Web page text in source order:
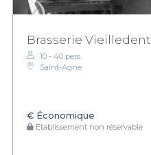
Brasserie Vieilledent
10 - 40 pers.
Saint-Agne
€ Économique
Établissement non réservable